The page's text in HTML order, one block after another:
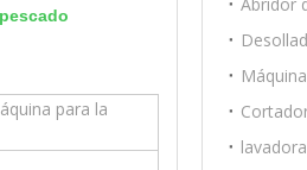
pescado
para la